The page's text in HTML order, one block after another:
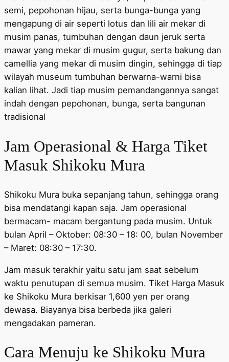
semi, pepohonan hijau, serta bunga-bunga yang
mengapung di air seperti lotus dan lili air mekar di
musim panas, tumbuhan dengan daun jeruk serta
mawar yang mekar di musim gugur, serta bakung dan
camellia yang mekar di musim dingin, sehingga di tiap
wilayah museum tumbuhan berwarna-warni bisa
kalian lihat. Jadi tiap musim pemandangannya sangat
indah dengan pepohonan, bunga, serta bangunan
tradisional
Jam Operasional & Harga Tiket
Masuk Shikoku Mura
Shikoku Mura buka sepanjang tahun, sehingga orang
bisa mendatangi kapan saja. Jam operasional
bermacam- macam bergantung pada musim. Untuk
bulan April – Oktober: 08:30 – 18: 00, bulan November
– Maret: 08:30 – 17:30.
Jam masuk terakhir yaitu satu jam saat sebelum
waktu penutupan di semua musim. Tiket Harga Masuk
ke Shikoku Mura berkisar 1,600 yen per orang
dewasa. Biayanya bisa berbeda jika galeri
mengadakan pameran.
Cara Menuju ke Shikoku Mura